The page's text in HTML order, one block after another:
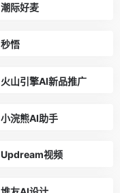
潮际好麦
秒悟
火山引擎AI新品推广
小浣熊AI助手
Updream视频